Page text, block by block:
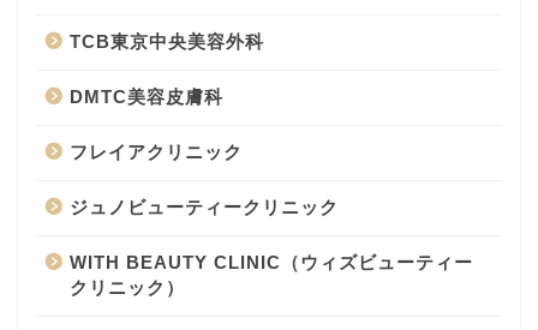
TCB東京中央美容外科
DMTC美容皮膚科
フレイアクリニック
ジュノビューティークリニック
WITH BEAUTY CLINIC（ウィズビューティー
クリニック）